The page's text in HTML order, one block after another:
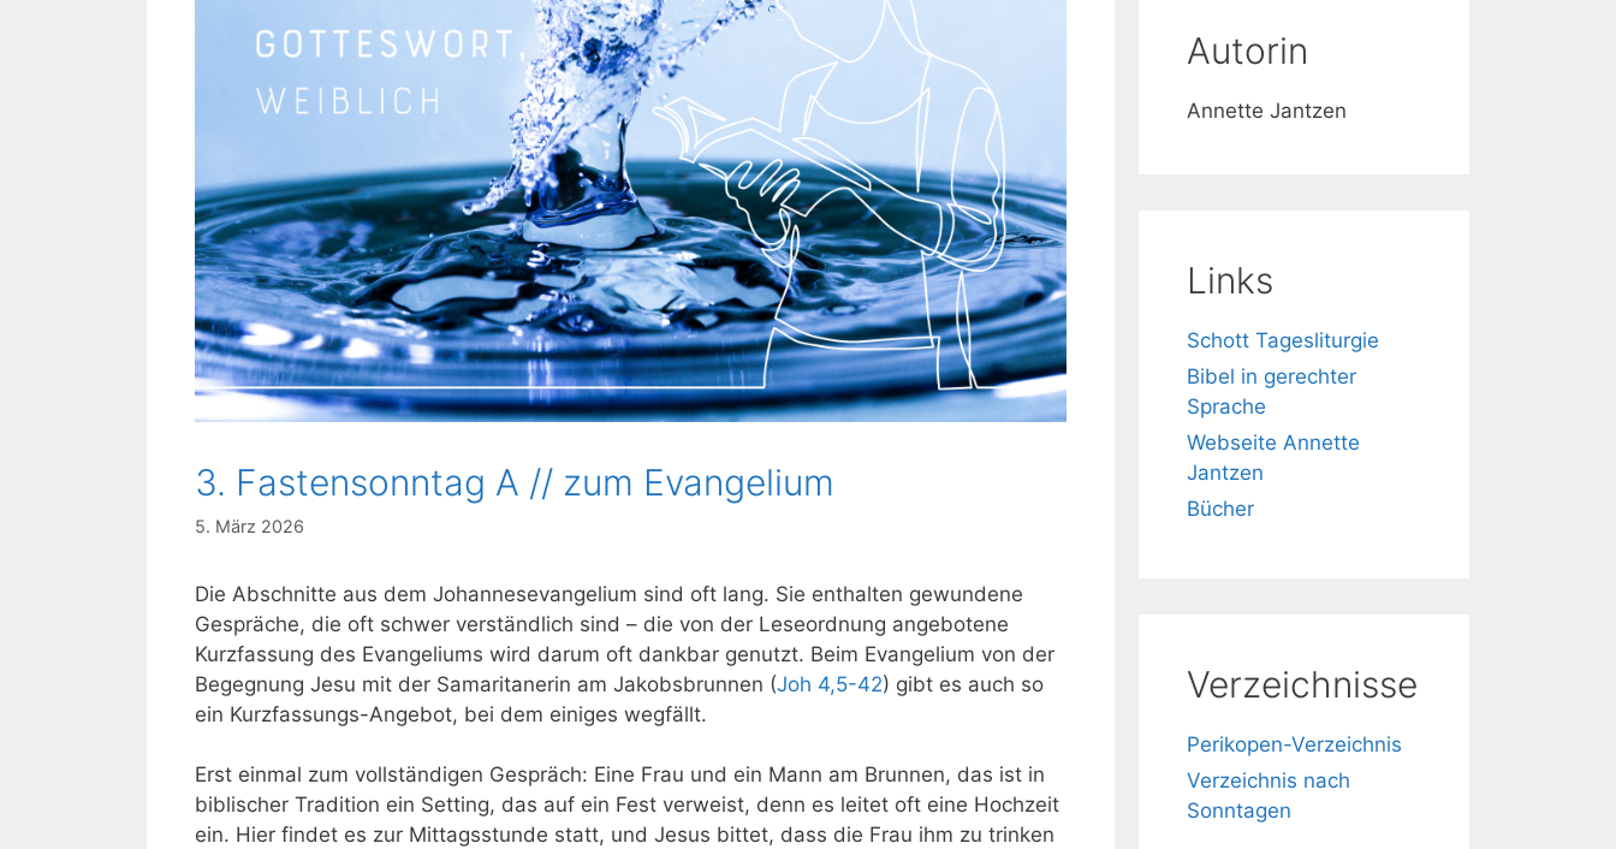
3. Fastensonntag A // zum Evangelium
5. März 2026
Die Abschnitte aus dem Johannesevangelium sind oft lang. Sie enthalten gewundene
Gespräche, die oft schwer verständlich sind – die von der Leseordnung angebotene
Kurzfassung des Evangeliums wird darum oft dankbar genutzt. Beim Evangelium von der
Begegnung Jesu mit der Samaritanerin am Jakobsbrunnen (Joh 4,5-42) gibt es auch so
ein Kurzfassungs-Angebot, bei dem einiges wegfällt.
Erst einmal zum vollständigen Gespräch: Eine Frau und ein Mann am Brunnen, das ist in
biblischer Tradition ein Setting, das auf ein Fest verweist, denn es leitet oft eine Hochzeit
ein. Hier findet es zur Mittagsstunde statt, und Jesus bittet, dass die Frau ihm zu trinken
Autorin
Annette Jantzen
Links
Schott Tagesliturgie
Bibel in gerechter
Sprache
Webseite Annette
Jantzen
Bücher
Verzeichnisse
Perikopen-Verzeichnis
Verzeichnis nach
Sonntagen